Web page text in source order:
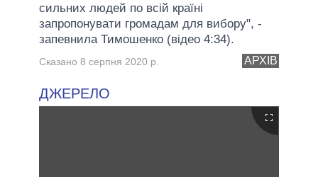
сильних людей по всій країні
запропонувати громадам для вибору", -
запевнила Тимошенко (відео 4:34).
АРХІВ
Сказано 8 серпня 2020 р.
ДЖЕРЕЛО